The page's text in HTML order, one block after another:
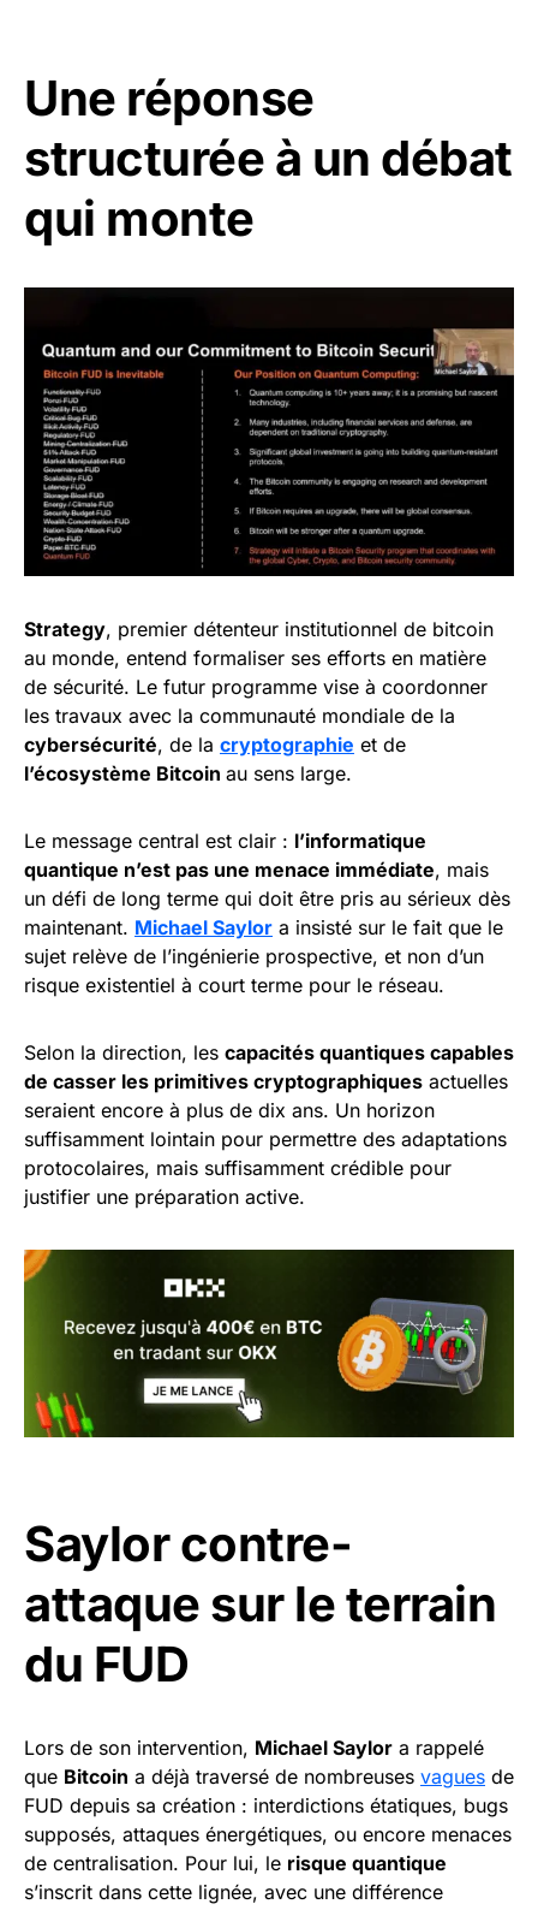
Une réponse
structurée à un débat
qui monte
Strategy, premier détenteur institutionnel de bitcoin
au monde, entend formaliser ses efforts en matière
de sécurité. Le futur programme vise à coordonner
les travaux avec la communauté mondiale de la
cybersécurité, de la cryptographie et de
l’écosystème Bitcoin au sens large.
Le message central est clair : l’informatique
quantique n’est pas une menace immédiate, mais
un défi de long terme qui doit être pris au sérieux dès
maintenant. Michael Saylor a insisté sur le fait que le
sujet relève de l’ingénierie prospective, et non d’un
risque existentiel à court terme pour le réseau.
Selon la direction, les capacités quantiques capables
de casser les primitives cryptographiques actuelles
seraient encore à plus de dix ans. Un horizon
suffisamment lointain pour permettre des adaptations
protocolaires, mais suffisamment crédible pour
justifier une préparation active.
Saylor contre-
attaque sur le terrain
du FUD
Lors de son intervention, Michael Saylor a rappelé
que Bitcoin a déjà traversé de nombreuses vagues de
FUD depuis sa création : interdictions étatiques, bugs
supposés, attaques énergétiques, ou encore menaces
de centralisation. Pour lui, le risque quantique
s’inscrit dans cette lignée, avec une différence